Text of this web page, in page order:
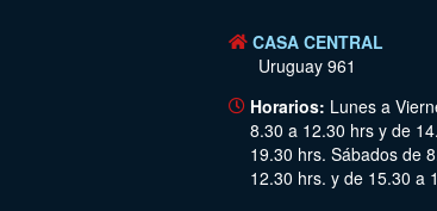
CASA CENTRAL
Uruguay 961
Horarios: Lunes a
8.30 a 12.30 hrs y de
19.30 hrs. Sábados de
12.30 hrs. y de 15.30 a